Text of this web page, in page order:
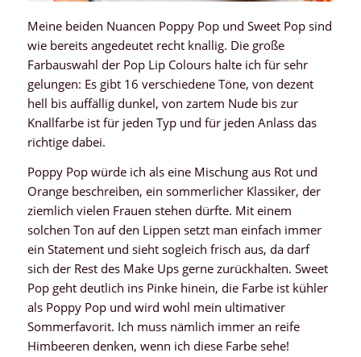
Meine beiden Nuancen Poppy Pop und Sweet Pop sind
wie bereits angedeutet recht knallig. Die große
Farbauswahl der Pop Lip Colours halte ich für sehr
gelungen: Es gibt 16 verschiedene Töne, von dezent
hell bis auffällig dunkel, von zartem Nude bis zur
Knallfarbe ist für jeden Typ und für jeden Anlass das
richtige dabei.
Poppy Pop würde ich als eine Mischung aus Rot und
Orange beschreiben, ein sommerlicher Klassiker, der
ziemlich vielen Frauen stehen dürfte. Mit einem
solchen Ton auf den Lippen setzt man einfach immer
ein Statement und sieht sogleich frisch aus, da darf
sich der Rest des Make Ups gerne zurückhalten. Sweet
Pop geht deutlich ins Pinke hinein, die Farbe ist kühler
als Poppy Pop und wird wohl mein ultimativer
Sommerfavorit. Ich muss nämlich immer an reife
Himbeeren denken, wenn ich diese Farbe sehe!